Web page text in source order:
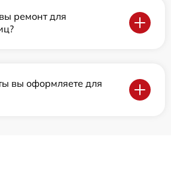
ремонт для
вы оформляете для